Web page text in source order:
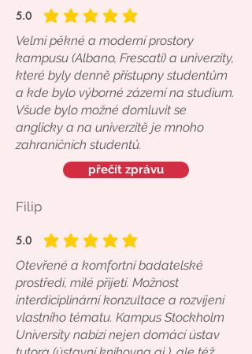
5.0
average rating is 5 out of 5
Velmi pěkné a moderní prostory
kampusu (Albano, Frescati) a univerzity,
které byly denně přístupny studentům
a kde bylo výborné zázemí na studium.
Všude bylo možné domluvit se
anglicky a na univerzitě je mnoho
zahraničních studentů.
přečít zprávu
Filip
5.0
average rating is 5 out of 5
Otevřené a komfortní badatelské
prostředí, milé přijetí. Možnost
interdiciplinární konzultace a rozvíjení
vlastního tématu. Kampus Stockholm
University nabízí nejen domácí ústav